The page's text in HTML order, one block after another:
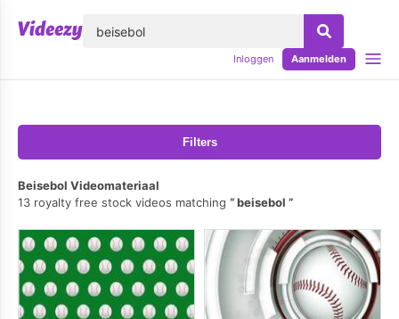
Inloggen Aanmelden
Filters
Beisebol Videomateriaal
13 royalty free stock videos matching
beisebol